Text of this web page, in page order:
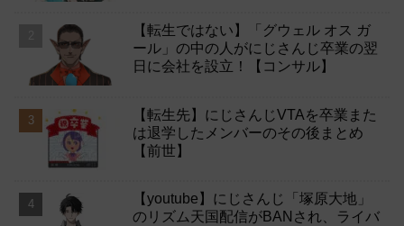
【転生ではない】「グウェル オス ガ
ール」の中の人がにじさんじ卒業の翌
日に会社を設立！【コンサル】
【転生先】にじさんじVTAを卒業また
は退学したメンバーのその後まとめ
【前世】
【youtube】にじさんじ「塚原大地」
のリズム天国配信がBANされ、ライバ